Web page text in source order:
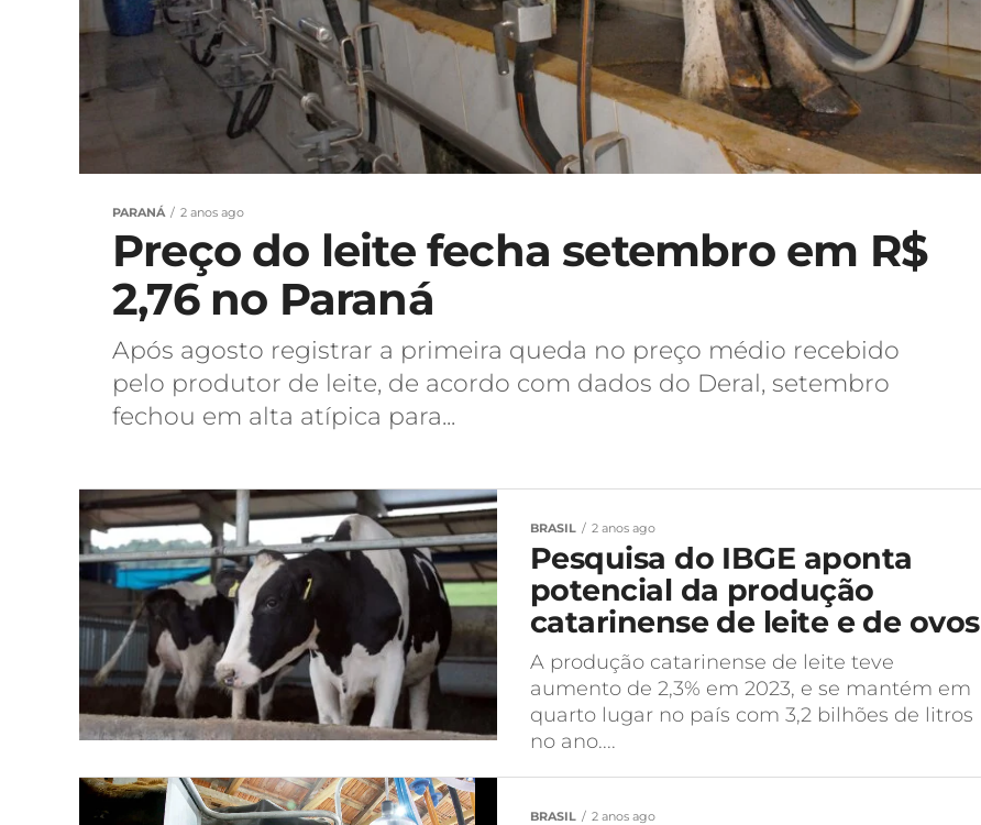
PARANÁ 2 anos ago
Preço do leite fecha setembro em R$
2,76 no Paraná
Após agosto registrar a primeira queda no preço médio recebido
pelo produtor de leite, de acordo com dados do Deral, setembro
fechou em alta atípica para...
BRASIL 2 anos ago
Pesquisa do IBGE aponta
potencial da produção
catarinense de leite e de ovos
A produção catarinense de leite teve
aumento de 2,3% em 2023, e se mantém em
quarto lugar no país com 3,2 bilhões de litros
no ano....
BRASIL 2 anos ago